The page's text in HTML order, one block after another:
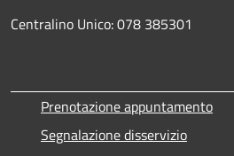
Centralino Unico: 078 385301
Prenotazione appuntamento
Segnalazione disservizio